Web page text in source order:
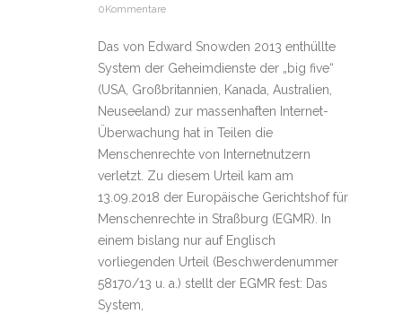
0Kommentare
Das von Edward Snowden 2013 enthüllte
System der Geheimdienste der „big five“
(USA, Großbritannien, Kanada, Australien,
Neuseeland) zur massenhaften Internet-
Überwachung hat in Teilen die
Menschenrechte von Internetnutzern
verletzt. Zu diesem Urteil kam am
13.09.2018 der Europäische Gerichtshof für
Menschenrechte in Straßburg (EGMR). In
einem bislang nur auf Englisch
vorliegenden Urteil (Beschwerdenummer
58170/13 u. a.) stellt der EGMR fest: Das
System,